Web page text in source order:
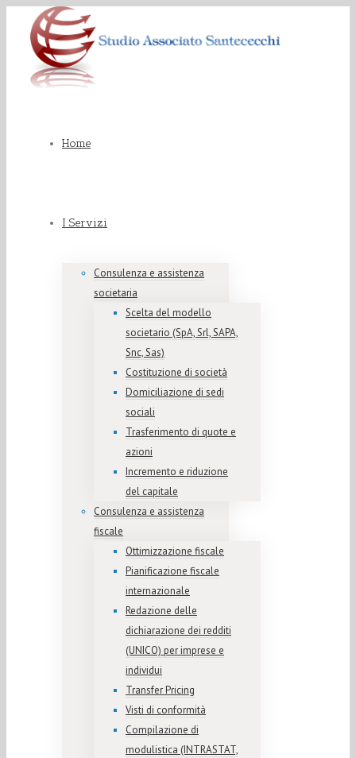
Home
I Servizi
Consulenza e assistenza
societaria
Scelta del modello
societario (SpA, Srl, SAPA,
Snc, Sas)
Costituzione di società
Domiciliazione di sedi
sociali
Trasferimento di quote e
azioni
Incremento e riduzione
del capitale
Consulenza e assistenza
fiscale
Ottimizzazione fiscale
Pianificazione fiscale
internazionale
Redazione delle
dichiarazione dei redditi
(UNICO) per imprese e
individui
Transfer Pricing
Visti di conformità
Compilazione di
modulistica (INTRASTAT,